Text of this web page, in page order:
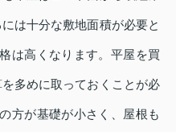
は十分な敷地面積が必要と
は高くなります。平屋を買
多めに取っておくことが必
方が基礎が小さく、屋根も